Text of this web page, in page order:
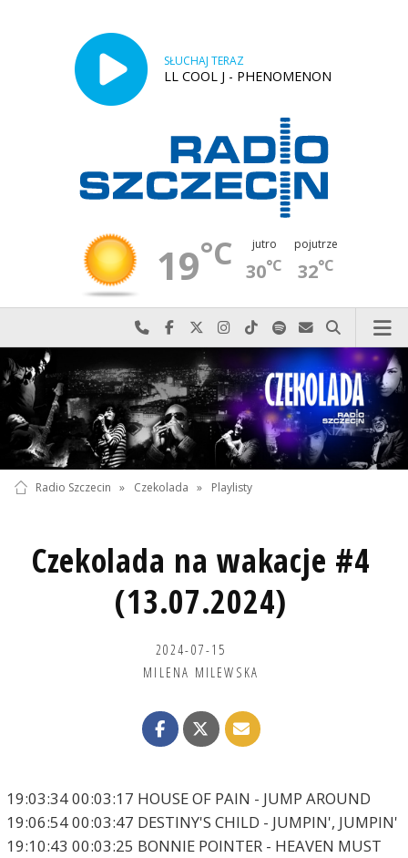
SŁUCHAJ TERAZ
LL COOL J - PHENOMENON
19°C jutro
30°C
pojutrze
32°C
Najlepiej po prostu do nas zadzwoń
Odwiedź nas na Facebook-u
Odwiedź nas na X
Odwiedź nas na Instagram-ie
Odwiedź nas na TikTok-u
Szukaj nas na Spotify
Wyślij do nas
Szukaj
Radio Szczecin » Czekolada » Playlisty
Czekolada na wakacje #4
(13.07.2024)
2024-07-15
MILENA MILEWSKA
19:03:34 00:03:17 HOUSE OF PAIN - JUMP AROUND
19:06:54 00:03:47 DESTINY'S CHILD - JUMPIN', JUMPIN'
19:10:43 00:03:25 BONNIE POINTER - HEAVEN MUST